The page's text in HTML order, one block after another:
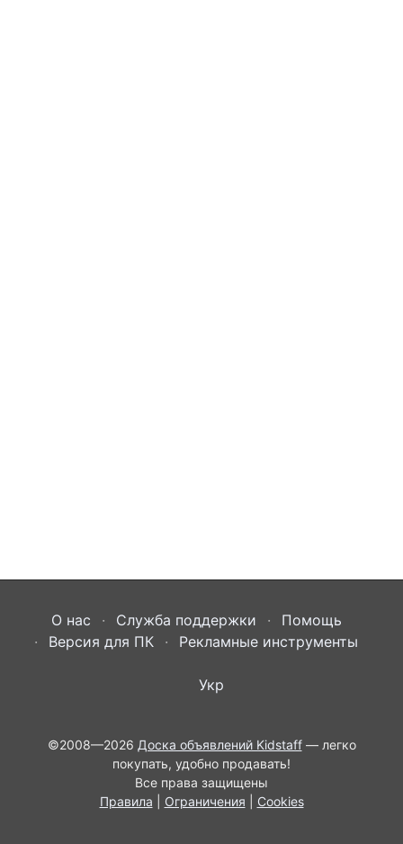
О нас Служба поддержки
Помощь
Версия для ПК
Рекламные инструменты
Укр
©2008—2026 Доска объявлений Kidstaff— легко
покупать, удобно продавать!
Все права защищены
Правила
Ограничения Cookies